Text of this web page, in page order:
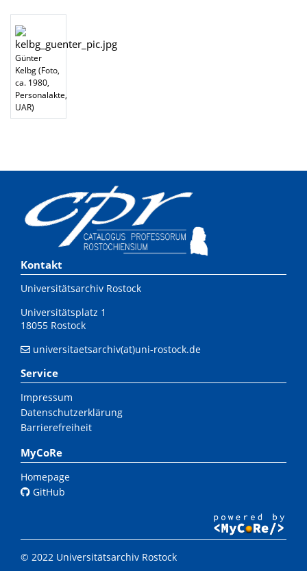
Günter
Kelbg (Foto,
ca. 1980,
Personalakte,
UAR)
Kontakt
Universitätsarchiv Rostock
Universitätsplatz 1
18055 Rostock
universitaetsarchiv(at)uni-rostock.de
Service
Impressum
Datenschutzerklärung
Barrierefreiheit
MyCoRe
Homepage
GitHub
© 2022 Universitätsarchiv Rostock